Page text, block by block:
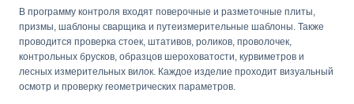
В программу контроля входят поверочные и разметочные плиты,
призмы, шаблоны сварщика и путеизмерительные шаблоны. Также
проводится проверка стоек, штативов, роликов, проволочек,
контрольных брусков, образцов шероховатости, курвиметров и
лесных измерительных вилок. Каждое изделие проходит визуальный
осмотр и проверку геометрических параметров.